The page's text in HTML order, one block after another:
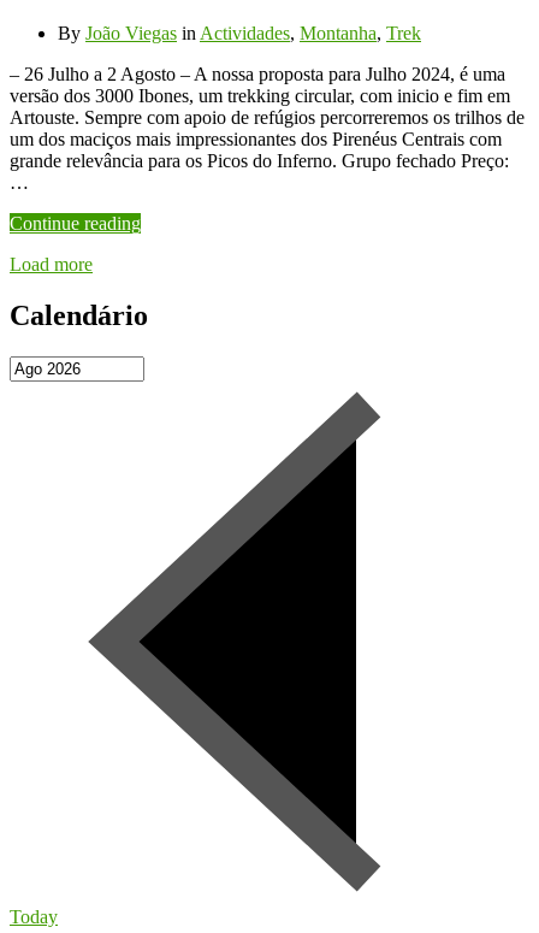
By João Viegas in Actividades, Montanha, Trek
– 26 Julho a 2 Agosto – A nossa proposta para Julho 2024, é uma
versão dos 3000 Ibones, um trekking circular, com inicio e fim em
Artouste. Sempre com apoio de refúgios percorreremos os trilhos de
um dos maciços mais impressionantes dos Pirenéus Centrais com
grande relevância para os Picos do Inferno. Grupo fechado Preço:
…
Continue reading
Load more
Calendário
Today